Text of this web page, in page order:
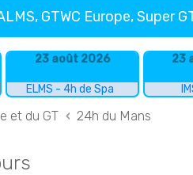
GTWC Europe, Super
23 août 2026
ELMS - 4h de Spa
23
et du GT 24h du Mans